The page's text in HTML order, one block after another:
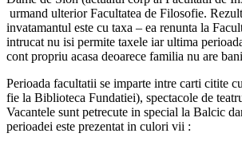
urmand ulterior Facultatea de Filosofie.
invatamantul este cu taxa – ea renunta la
intrucat nu isi permite taxele iar ultima
cont propriu acasa deoarece familia nu are
Perioada facultatii se imparte intre carti citite
fie la Biblioteca Fundatiei), spectacole de
Vacantele sunt petrecute in special la Balcic
perioadei este prezentat in culori vii :